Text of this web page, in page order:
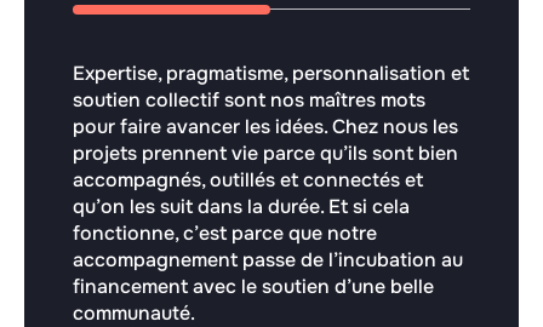
Expertise, pragmatisme, personnalisation et
soutien collectif sont nos maîtres mots
pour faire avancer les idées. Chez nous les
projets prennent vie parce qu’ils sont bien
accompagnés, outillés et connectés et
qu’on les suit dans la durée. Et si cela
fonctionne, c’est parce que notre
accompagnement passe de l’incubation au
financement avec le soutien d’une belle
communauté.